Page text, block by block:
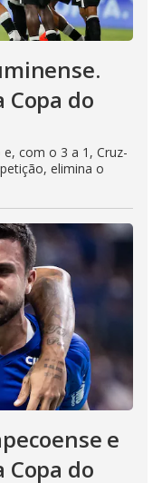
Copa do
com o 3 a 1, Cruz-
elimina o
e
Copa do